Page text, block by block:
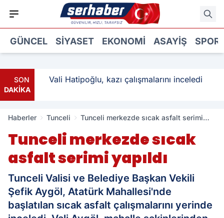
GÜNCEL SIYASET EKONOMI ASAYIŞ SPOR
SON
DAKİKA
Vali Hatipoğlu, kazı çalışmalarını inceledi
Haberler Tunceli
Tunceli merkezde sıcak asfalt serimi
Tunceli merkezde sıcak
asfalt serimi yapıldı
Tunceli Valisi ve Belediye Başkan Vekili
Şefik Aygöl, Atatürk Mahallesi'nde
başlatılan sıcak asfalt çalışmalarını yerinde